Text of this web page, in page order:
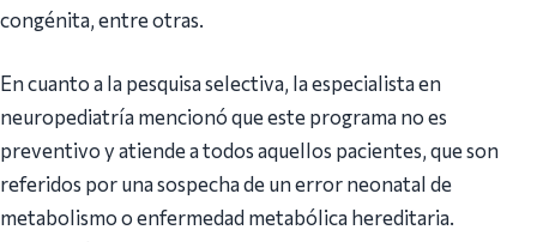
congénita, entre otras.
En cuanto a la pesquisa selectiva, la especialista en
neuropediatría mencionó que este programa no es
preventivo y atiende a todos aquellos pacientes, que son
referidos por una sospecha de un error neonatal de
metabolismo o enfermedad metabólica hereditaria.